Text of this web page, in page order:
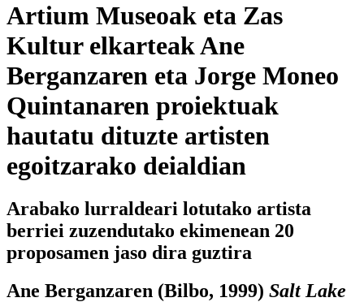
Artium Museoak eta Zas
Kultur elkarteak Ane
Berganzaren eta Jorge Moneo
Quintanaren proiektuak
hautatu dituzte artisten
egoitzarako deialdian
Arabako lurraldeari lotutako artista
berriei zuzendutako ekimenean 20
proposamen jaso dira guztira
Ane Berganzaren (Bilbo, 1999) Salt Lake